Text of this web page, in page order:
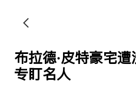
布拉德·皮特豪宅遭
专盯名人